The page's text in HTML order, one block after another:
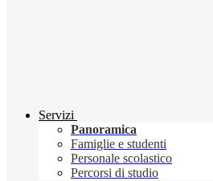
Servizi
Panoramica
Famiglie e studenti
Personale scolastico
Percorsi di studio